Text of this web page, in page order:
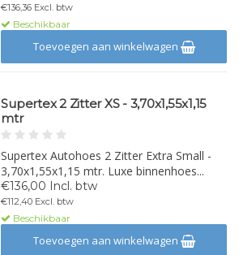
€136,36 Excl. btw
Beschikbaar
Toevoegen aan winkelwagen
Supertex 2 Zitter XS - 3,70x1,55x1,15
mtr
Supertex Autohoes 2 Zitter Extra Small -
3,70x1,55x1,15 mtr. Luxe binnenhoes...
€136,00 Incl. btw
€112,40 Excl. btw
Beschikbaar
Toevoegen aan winkelwagen